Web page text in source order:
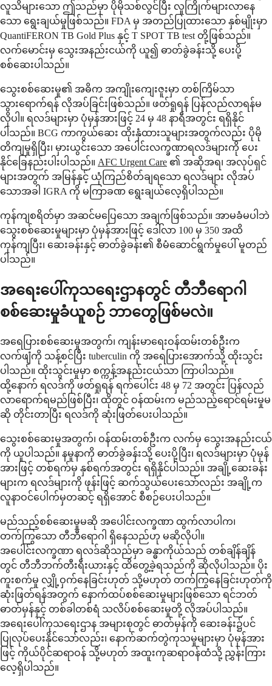
လူသိများသော ဤသည်မှာ ပိုမိုသစ်လွင်ပြီး လူကြိုက်များလာနေ
သော ရွေးချယ်မှုဖြစ်သည်။ FDA မှ အတည်ပြုထားသော နှစ်မျိုးမှာ
QuantiFERON TB Gold Plus နှင့် T SPOT TB test တို့ဖြစ်သည်။
လက်မောင်းမှ သွေးအနည်းငယ်ကို ယူ၍ ဓာတ်ခွဲခန်းသို့ ပေးပို့
စစ်ဆေးပါသည်။
သွေးစစ်ဆေးမှု၏ အဓိက အကျိုးကျေးဇူးမှာ တစ်ကြိမ်သာ
သွားရောက်ရန် လိုအပ်ခြင်းဖြစ်သည်။ ဖတ်ရှုရန် ပြန်လည်လာရန်မ
လိုပါ။ ရလဒ်များမှာ ပုံမှန်အားဖြင့် 24 မှ 48 နာရီအတွင်း ရရှိနိုင်
ပါသည်။ BCG ကာကွယ်ဆေး ထိုးနှံထားသူများအတွက်လည်း ပိုမို
တိကျမှုရှိပြီး၊ မှားယွင်းသော အပေါင်းလက္ခဏာရလဒ်များကို ပေး
နိုင်ခြေနည်းပါးပါသည်။ AFC Urgent Care ၏ အဆိုအရ၊ အလုပ်ရှင်
များအတွက် အမြန်နှင့် ယုံကြည်စိတ်ချရသော ရလဒ်များ လိုအပ်
သောအခါ IGRA ကို မကြာခဏ ရွေးချယ်လေ့ရှိပါသည်။
ကုန်ကျစရိတ်မှာ အဆင်မပြေသော အချက်ဖြစ်သည်။ အာမခံမပါဘဲ
သွေးစစ်ဆေးမှုများမှာ ပုံမှန်အားဖြင့် ဒေါ်လာ 100 မှ 350 အထိ
ကုန်ကျပြီး၊ ဆေးခန်းနှင့် ဓာတ်ခွဲခန်း၏ စီမံဆောင်ရွက်မှုပေါ် မူတည်
ပါသည်။
အရေးပေါ်ကုသရေးဌာနတွင် တီဘီရောဂါ
စစ်ဆေးမှုခံယူစဉ် ဘာတွေဖြစ်မလဲ။
အရေပြားစစ်ဆေးမှုအတွက်၊ ကျန်းမာရေးဝန်ထမ်းတစ်ဦးက
လက်ဖျံကို သန့်စင်ပြီး tuberculin ကို အရေပြားအောက်သို့ ထိုးသွင်း
ပါသည်။ ထိုးသွင်းမှုမှာ စက္ကန့်အနည်းငယ်သာ ကြာပါသည်။
ထို့နောက် ရလဒ်ကို ဖတ်ရှုရန် ရက်ပေါင်း 48 မှ 72 အတွင်း ပြန်လည်
လာရောက်ရမည်ဖြစ်ပြီး၊ ထိုတွင် ဝန်ထမ်းက မည်သည့်ရောင်ရမ်းမှုမ
ဆို တိုင်းတာပြီး ရလဒ်ကို ဆုံးဖြတ်ပေးပါသည်။
သွေးစစ်ဆေးမှုအတွက်၊ ဝန်ထမ်းတစ်ဦးက လက်မှ သွေးအနည်းငယ်
ကို ယူပါသည်။ နမူနာကို ဓာတ်ခွဲခန်းသို့ ပေးပို့ပြီး၊ ရလဒ်များမှာ ပုံမှန်
အားဖြင့် တစ်ရက်မှ နှစ်ရက်အတွင်း ရရှိနိုင်ပါသည်။ အချို့ဆေးခန်း
များက ရလဒ်များကို ဖုန်းဖြင့် ဆက်သွယ်ပေးသော်လည်း အချို့က
လူနာဝင်ပေါက်မှတဆင့် ရရှိအောင် စီစဉ်ပေးပါသည်။
မည်သည့်စစ်ဆေးမှုမဆို အပေါင်းလက္ခဏာ ထွက်လာပါက၊
တက်ကြွသော တီဘီရောဂါ ရှိနေသည်ဟု မဆိုလိုပါ။
အပေါင်းလက္ခဏာ ရလဒ်ဆိုသည်မှာ ခန္ဓာကိုယ်သည် တစ်ချိန်ချိန်
တွင် တီဘီဘက်တီးရီးယားနှင့် ထိတွေ့ခဲ့ရသည်ကို ဆိုလိုပါသည်။ ပိုး
ကူးစက်မှု လျှို့ဝှက်နေခြင်းဟုတ် သို့မဟုတ် တက်ကြွနေခြင်းဟုတ်ကို
ဆုံးဖြတ်ရန်အတွက် နောက်ထပ်စစ်ဆေးမှုများဖြစ်သော ရင်ဘတ်
ဓာတ်မှန်နှင့် တစ်ခါတစ်ရံ သလိပ်စစ်ဆေးမှုတို့ လိုအပ်ပါသည်။
အရေးပေါ်ကုသရေးဌာန အများစုတွင် ဓာတ်မှန်ကို ဆေးခန်း၌ပင်
ပြုလုပ်ပေးနိုင်သော်လည်း၊ နောက်ဆက်တွဲကုသမှုများမှာ ပုံမှန်အား
ဖြင့် ကိုယ်ပိုင်ဆရာဝန် သို့မဟုတ် အထူးကုဆရာဝန်ထံသို့ ညွှန်းကြား
လေ့ရှိပါသည်။